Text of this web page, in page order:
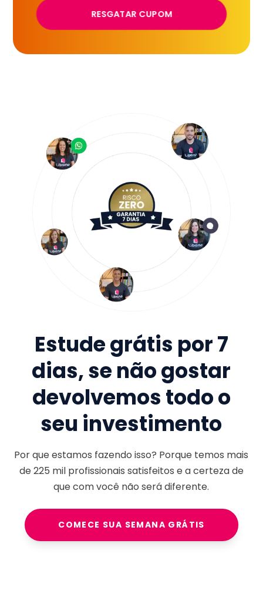
RESGATAR CUPOM
Estude grátis por 7
dias, se não gostar
devolvemos todo o
seu investimento
Por que estamos fazendo isso? Porque temos mais
de225 milprofissionais satisfeitos e a certeza de
que com você não será diferente.
COMECE SUA SEMANA GRÁTIS